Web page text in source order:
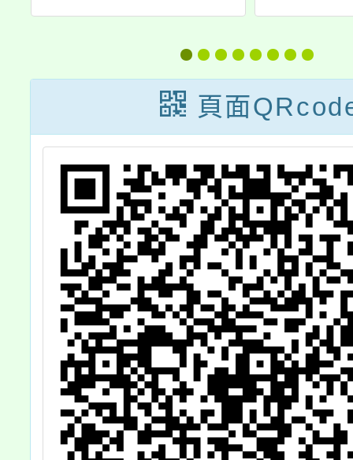
媽們！您知道青
少年都在煩惱什
麼嗎？青少年的
觸法黑洞」，歡
迎本校教師、家
長及社區人士參
加。
懷目睹
少年
計畫1
報
頁面